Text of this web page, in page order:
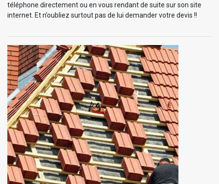
téléphone directement ou en vous rendant de suite sur son site
internet. Et n’oubliez surtout pas de lui demander votre devis !!